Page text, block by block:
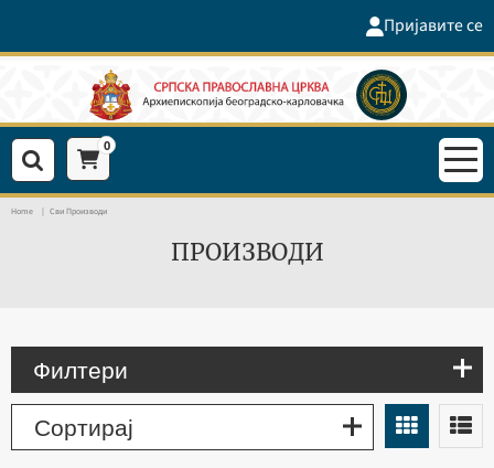
Пријавите се
0
Home Сви Производи
ПРОИЗВОДИ
Филтери
Сортирај